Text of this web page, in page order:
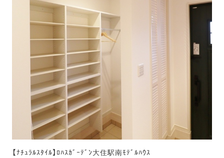
【ﾅﾁｭﾗﾙｽﾀｲﾙ】ﾛﾊｽｶﾞｰﾃﾞﾝ大住駅南ﾓﾃﾞﾙﾊｳｽ